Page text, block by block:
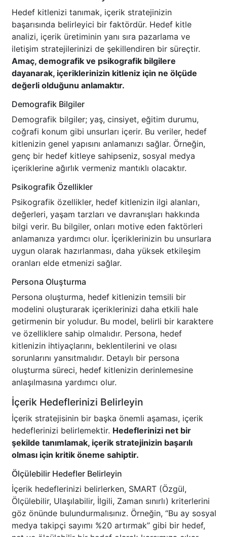
Hedef kitlenizi tanımak, içerik stratejinizin
başarısında belirleyici bir faktördür. Hedef kitle
analizi, içerik üretiminin yanı sıra pazarlama ve
iletişim stratejilerinizi de şekillendiren bir süreçtir.
Amaç, demografik ve psikografik bilgilere
dayanarak, içeriklerinizin kitleniz için ne ölçüde
değerli olduğunu anlamaktır.
Demografik Bilgiler
Demografik bilgiler; yaş, cinsiyet, eğitim durumu,
coğrafi konum gibi unsurları içerir. Bu veriler, hedef
kitlenizin genel yapısını anlamanızı sağlar. Örneğin,
genç bir hedef kitleye sahipseniz, sosyal medya
içeriklerine ağırlık vermeniz mantıklı olacaktır.
Psikografik Özellikler
Psikografik özellikler, hedef kitlenizin ilgi alanları,
değerleri, yaşam tarzları ve davranışları hakkında
bilgi verir. Bu bilgiler, onları motive eden faktörleri
anlamanıza yardımcı olur. İçeriklerinizin bu unsurlara
uygun olarak hazırlanması, daha yüksek etkileşim
oranları elde etmenizi sağlar.
Persona Oluşturma
Persona oluşturma, hedef kitlenizin temsili bir
modelini oluşturarak içeriklerinizi daha etkili hale
getirmenin bir yoludur. Bu model, belirli bir karaktere
ve özelliklere sahip olmalıdır. Persona, hedef
kitlenizin ihtiyaçlarını, beklentilerini ve olası
sorunlarını yansıtmalıdır. Detaylı bir persona
oluşturma süreci, hedef kitlenizin derinlemesine
anlaşılmasına yardımcı olur.
İçerik Hedeflerinizi Belirleyin
İçerik stratejisinin bir başka önemli aşaması, içerik
hedeflerinizi belirlemektir. Hedeflerinizi net bir
şekilde tanımlamak, içerik stratejinizin başarılı
olması için kritik öneme sahiptir.
Ölçülebilir Hedefler Belirleyin
İçerik hedeflerinizi belirlerken, SMART (Özgül,
Ölçülebilir, Ulaşılabilir, İlgili, Zaman sınırlı) kriterlerini
göz önünde bulundurmalısınız. Örneğin, “Bu ay sosyal
medya takipçi sayımı %20 artırmak” gibi bir hedef,